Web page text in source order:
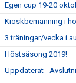
Egen cup 19-20
Kioskbemanning i
3 träningar/vecka i
Höstsäsong 2019!
Uppdaterat -